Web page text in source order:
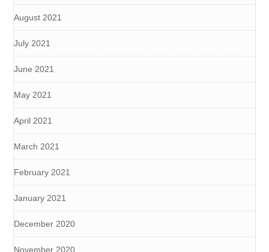
August 2021
July 2021
June 2021
May 2021
April 2021
March 2021
February 2021
January 2021
December 2020
November 2020